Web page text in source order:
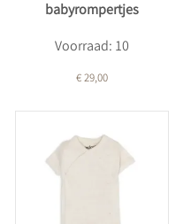
babyrompertjes
Voorraad: 10
€ 29,00